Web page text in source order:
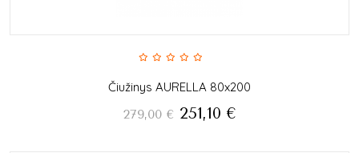
Čiužinys AURELLA 80x200
279,00 € 251,10 €